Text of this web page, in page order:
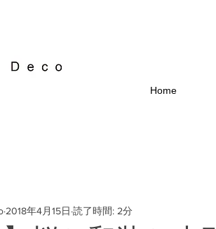
Home
2018年4月15日 読了時間: 2分